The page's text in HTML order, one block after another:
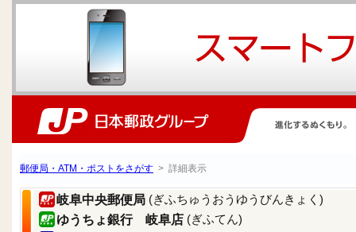
郵便局・ATM・ポストをさがす > 詳細表示
岐阜中央郵便局 (ぎふちゅうおうゆうびんきょく)
ゆうちょ銀行 岐阜店 (ぎふてん)